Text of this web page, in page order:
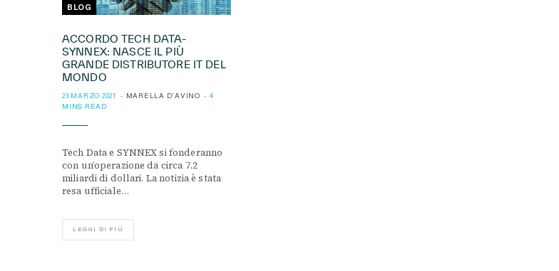
BLOG
ACCORDO TECH DATA-
SYNNEX: NASCE IL PIÙ
GRANDE DISTRIBUTORE IT DEL
MONDO
23 MARZO 2021 MARELLA D'AVINO
4
MINS READ
Tech Data e SYNNEX si fonderanno
con un’operazione da circa 7.2
miliardi di dollari. La notizia è stata
resa ufficiale…
LEGGI DI PIÙ